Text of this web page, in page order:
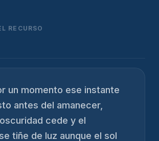
RECURSO
un momento ese instante
antes del amanecer,
cede y el
tiñe de luz aunque el sol